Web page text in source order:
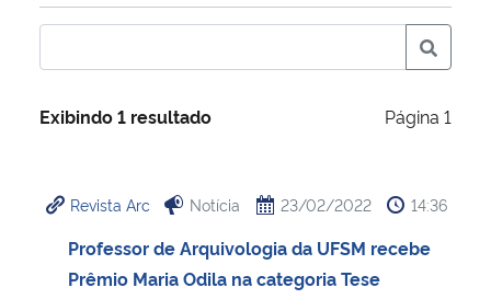
Ministério da Infraestrutura
Ministério da Cidadania
Exibindo 1 resultado Página 1
Revista Arc Notícia 23/02/2022 14:36
Professor de Arquivologia da UFSM recebe
Prêmio Maria Odila na categoria Tese